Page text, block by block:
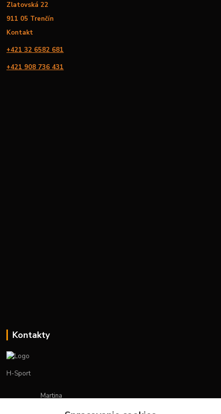
Zlatovská 22
911 05 Trenčín
Kontakt
+421 32 6582 681
+421 908 736 431
Kontakty
H-Sport
Martina